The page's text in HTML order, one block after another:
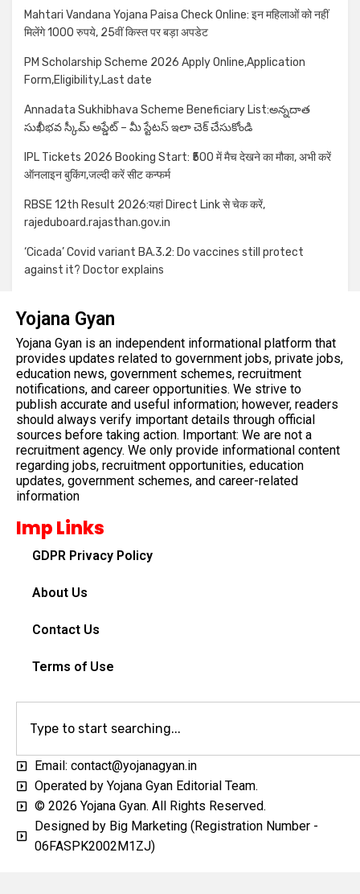
Mahtari Vandana Yojana Paisa Check Online: इन महिलाओं को नहीं
मिलेंगे 1000 रुपये, 25वीं किस्त पर बड़ा अपडेट
PM Scholarship Scheme 2026 Apply Online,Application
Form,Eligibility,Last date
Annadata Sukhibhava Scheme Beneficiary List:అన్నదాత
సుఖీభవ స్కీమ్ అప్డేట్ – మీ స్టేటస్ ఇలా చెక్ చేసుకోండి
IPL Tickets 2026 Booking Start: ₹500 में मैच देखने का मौका, अभी करें
ऑनलाइन बुकिंग,जल्दी करें सीट कन्फर्म
RBSE 12th Result 2026:यहां Direct Link से चेक करें,
rajeduboard.rajasthan.gov.in
‘Cicada’ Covid variant BA.3.2: Do vaccines still protect
against it? Doctor explains
Yojana Gyan
Yojana Gyan is an independent informational platform that
provides updates related to government jobs, private jobs,
education news, government schemes, recruitment
notifications, and career opportunities. We strive to
publish accurate and useful information; however, readers
should always verify important details through official
sources before taking action. Important: We are not a
recruitment agency. We only provide informational content
regarding jobs, recruitment opportunities, education
updates, government schemes, and career-related
information
Imp Links
GDPR Privacy Policy
About Us
Contact Us
Terms of Use
Email: contact@yojanagyan.in
Operated by Yojana Gyan Editorial Team.
© 2026 Yojana Gyan. All Rights Reserved.
Designed by Big Marketing (Registration Number -
06FASPK2002M1ZJ)